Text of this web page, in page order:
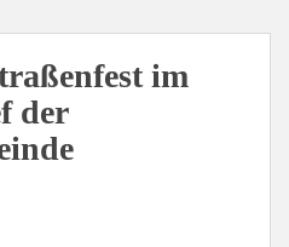
im
der